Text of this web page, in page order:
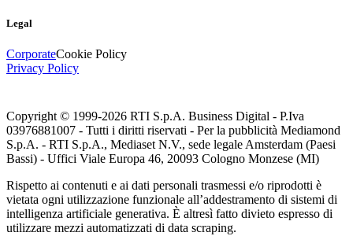
Legal
CorporateCookie Policy
Privacy Policy
Copyright © 1999-2026 RTI S.p.A. Business Digital - P.Iva
03976881007 - Tutti i diritti riservati - Per la pubblicità Mediamond
S.p.A. - RTI S.p.A., Mediaset N.V., sede legale Amsterdam (Paesi
Bassi) - Uffici Viale Europa 46, 20093 Cologno Monzese (MI)
Rispetto ai contenuti e ai dati personali trasmessi e/o riprodotti è
vietata ogni utilizzazione funzionale all’addestramento di sistemi di
intelligenza artificiale generativa. È altresì fatto divieto espresso di
utilizzare mezzi automatizzati di data scraping.